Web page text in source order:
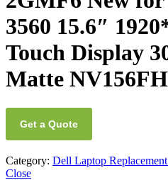
3560 15.6″
Touch Display
Matte
Get a Quote
Category: Dell Laptop
Close